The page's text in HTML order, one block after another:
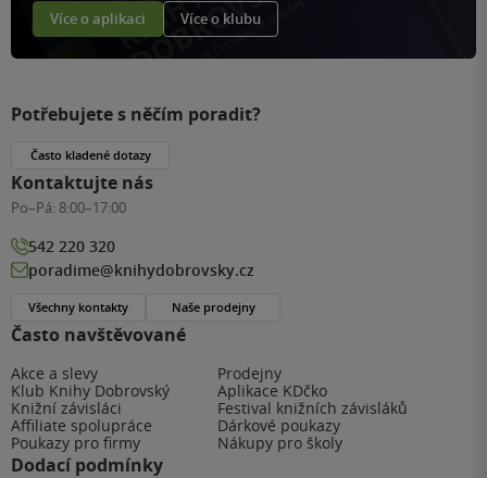
Více o aplikaci Více o klubu
Často navštěvované
Akce a slevy
Prodejny
Klub Knihy Dobrovský
Aplikace KDčko
Knižní závisláci
Festival knižních závisláků
Affiliate spolupráce
Dárkové poukazy
Poukazy pro firmy
Nákupy pro školy
Dodací podmínky
Potřebujete s něčím poradit?
Často kladené dotazy
Kontaktujte nás
Po–Pá: 8:00–17:00
542 220 320
poradime@knihydobrovsky.cz
Všechny kontakty Naše prodejny